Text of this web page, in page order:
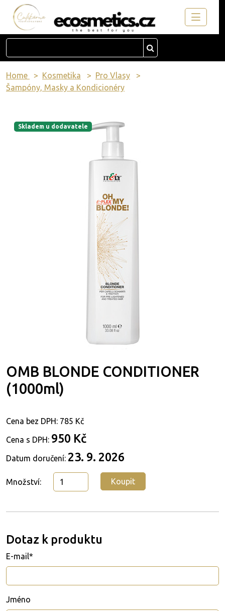
Home Kosmetika
Pro Vlasy
Šampóny, Masky a Kondicionéry
Skladem u dodavatele
OMB BLONDE CONDITIONER
(1000ml)
Cena bez DPH: 785 Kč
Cena s DPH: 950 Kč
Datum doručení: 23. 9. 2026
Množství: Koupit
Dotaz k produktu
E-mail*
Jméno